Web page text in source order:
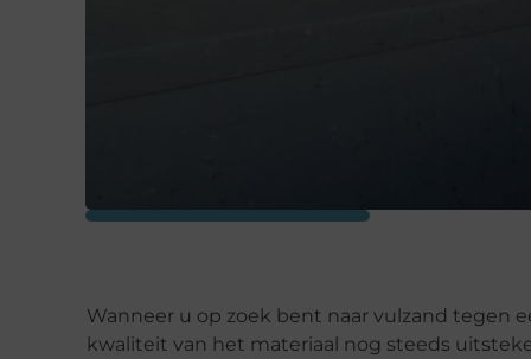
Wanneer u op zoek bent naar vulzand tegen
kwaliteit van het materiaal nog steeds